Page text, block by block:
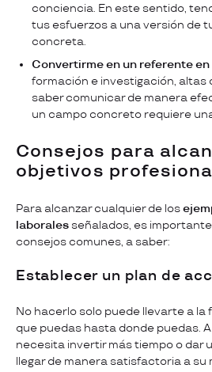
conciencia. En este sentido,
tus esfuerzos a una versión de
concreta.
Convertirme en un referente en
formación e investigación, altas
saber comunicar de manera
un campo concreto requiere
Consejos para
objetivos
Para alcanzar cualquier de los
laborales señalados, es
consejos comunes, a saber:
Establecer un plan de
No hacerlo solo puede llevarte a
que puedas hasta donde puedas.
necesita invertir más tiempo o dar
llegar de manera satisfactoria a su